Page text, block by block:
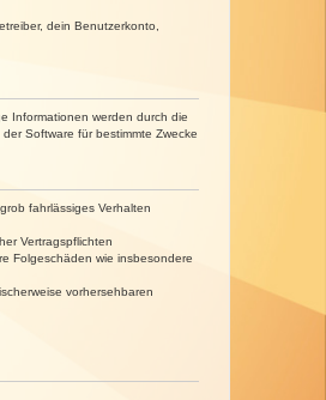
dein Benutzerkonto,
Informationen werden durch die
Software für bestimmte Zwecke
fahrlässiges Verhalten
Vertragspflichten
Folgeschäden wie insbesondere
vorhersehbaren